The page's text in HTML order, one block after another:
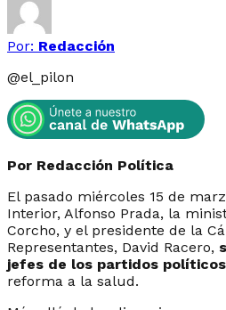
Por: Redacción
@el_pilon
Por Redacción Política
El pasado miércoles 15 de
Interior, Alfonso Prada, la
Corcho, y el presidente de la
Representantes, David Racero,
jefes de los partidos políticos
reforma a la salud.